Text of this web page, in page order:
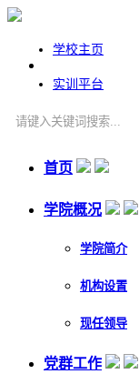
学校主页
实训平台
首页
学院概况
学院简介
机构设置
现任领导
党群工作